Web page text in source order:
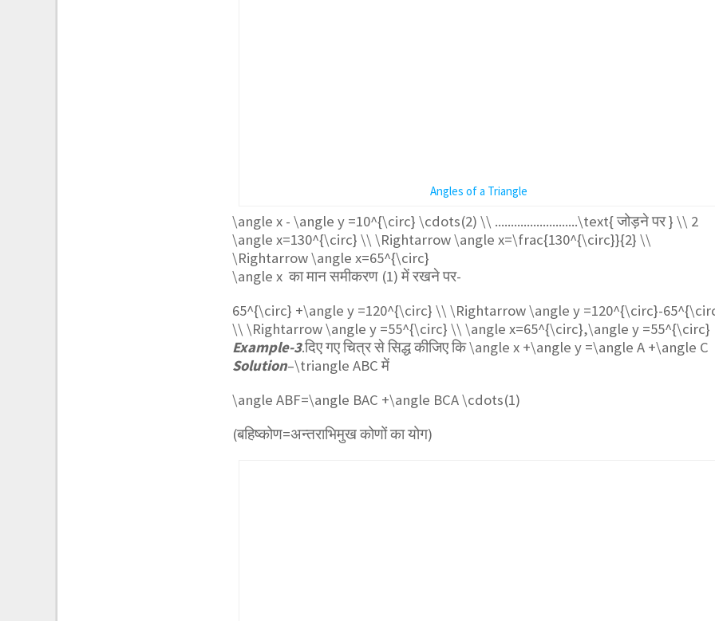
Angles of a Triangle
\angle x - \angle y =10^{\circ} \cdots(2) \\ ..........................\text{ जोड़ने पर } \\ 2
\angle x=130^{\circ} \\ \Rightarrow \angle x=\frac{130^{\circ}}{2} \\
\Rightarrow \angle x=65^{\circ}
\angle x का मान समीकरण (1) में रखने पर-
65^{\circ} +\angle y =120^{\circ} \\ \Rightarrow \angle y =120^{\circ}-
\\ \Rightarrow \angle y =55^{\circ} \\ \angle x=65^{\circ},\angle y =55^{\circ}
Example-3.दिए गए चित्र से सिद्ध कीजिए कि\angle x +\angle y =\angle A +\angle C
Solution–\triangle ABC में
\angle ABF=\angle BAC +\angle BCA \cdots(1)
(बहिष्कोण=अन्तराभिमुख कोणों का योग)